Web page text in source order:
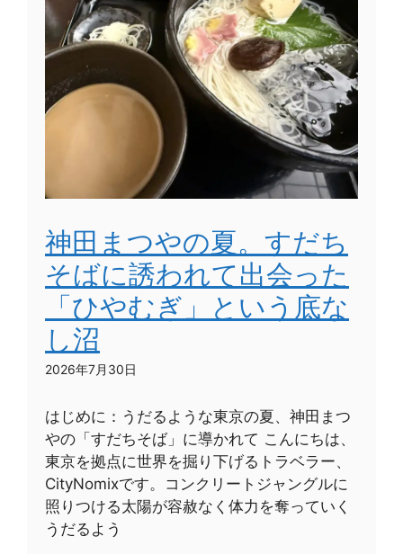
神田まつやの夏。すだち
そばに誘われて出会った
「ひやむぎ」という底な
し沼
2026年7月30日
はじめに：うだるような東京の夏、神田まつ
やの「すだちそば」に導かれて こんにちは、
東京を拠点に世界を掘り下げるトラベラー、
CityNomixです。コンクリートジャングルに
照りつける太陽が容赦なく体力を奪っていく
うだるよう